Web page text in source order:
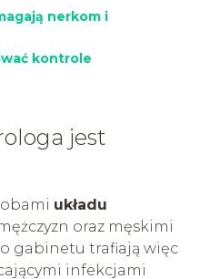
nerkom i
kontrole
jest
układu
oraz męskimi
gabinetu trafiają więc
infekcjami